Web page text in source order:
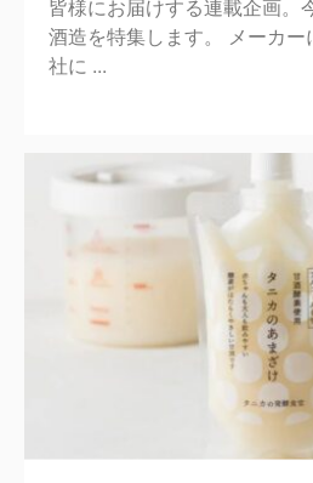
皆様にお届けする連載企画。
酒造を特集します。 メーカ
社に ...